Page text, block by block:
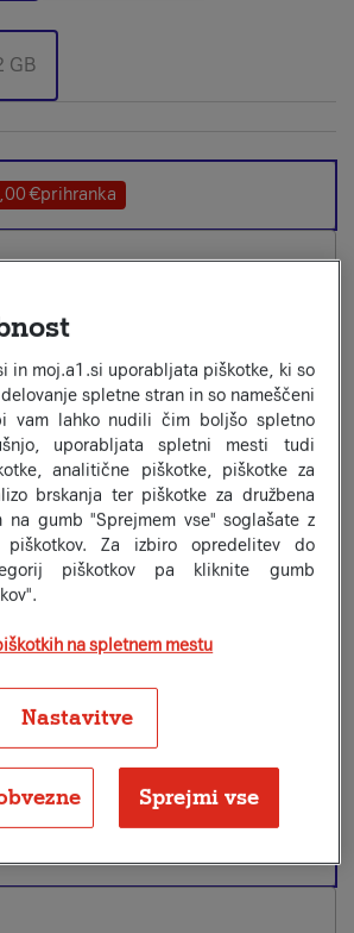
GB
€prihranka
leti, nato 15,99 €/m
in SMS/MMS
(1000/100 Mb/s), nato 2/1 Mb/s
vsebine na zahtevo brez doplačila
brezplačno
izbira
2 leti, nato 20,99 €/m
in SMS/MMS
vsebine na zahtevo brez doplačila
in moj.a1.si uporabljata piškotke, ki so
spletne stran in so nameščeni
vam lahko nudili čim boljšo spletno
uporabljata spletni mesti tudi
analitične piškotke, piškotke za
brskanja ter piškotke za družbena
na gumb "Sprejmem vse" soglašate z
piškotkov. Za izbiro opredelitev do
piškotkov pa kliknite gumb
na spletnem mestu
Nastavitve
Sprejmi vse